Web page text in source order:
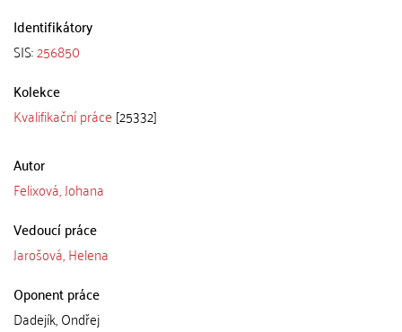
Identifikátory
SIS:256850
Kolekce
Kvalifikační práce [25332]
Autor
Felixová, Johana
Vedoucí práce
Jarošová, Helena
Oponent práce
Dadejík, Ondřej